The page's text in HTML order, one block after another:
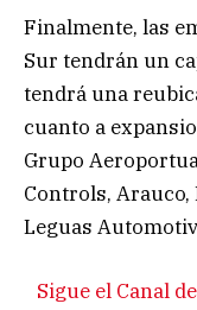
Finalmente, las
Sur tendrán un
tendrá una
cuanto a
Grupo
Controls,
Leguas
Sigue el Canal